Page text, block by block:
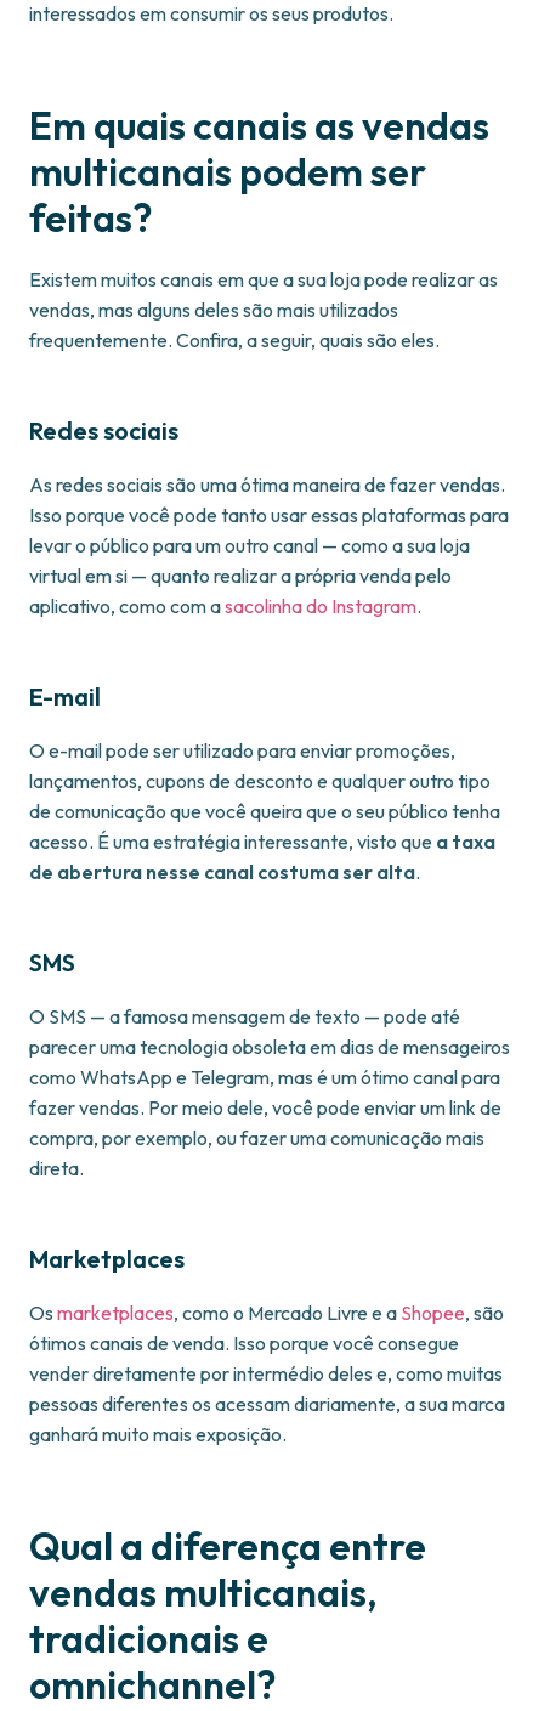
interessados em consumir os seus produtos.
Em quais canais as vendas
multicanais podem ser
feitas?
Existem muitos canais em que a sua loja pode realizar as
vendas, mas alguns deles são mais utilizados
frequentemente. Confira, a seguir, quais são eles.
Redes sociais
As redes sociais são uma ótima maneira de fazer vendas.
Isso porque você pode tanto usar essas plataformas para
levar o público para um outro canal — como a sua loja
virtual em si — quanto realizar a própria venda pelo
aplicativo, como com asacolinha do Instagram.
E-mail
O e-mail pode ser utilizado para enviar promoções,
lançamentos, cupons de desconto e qualquer outro tipo
de comunicação que você queira que o seu público tenha
acesso. É uma estratégia interessante, visto que a taxa
de abertura nesse canal costuma ser alta.
SMS
O SMS — a famosa mensagem de texto — pode até
parecer uma tecnologia obsoleta em dias de mensageiros
como WhatsApp e Telegram, mas é um ótimo canal para
fazer vendas. Por meio dele, você pode enviar um link de
compra, por exemplo, ou fazer uma comunicação mais
direta.
Marketplaces
Os marketplaces, como o Mercado Livre e a Shopee, são
ótimos canais de venda. Isso porque você consegue
vender diretamente por intermédio deles e, como muitas
pessoas diferentes os acessam diariamente, a sua marca
ganhará muito mais exposição.
Qual a diferença entre
vendas multicanais,
tradicionais e
omnichannel?